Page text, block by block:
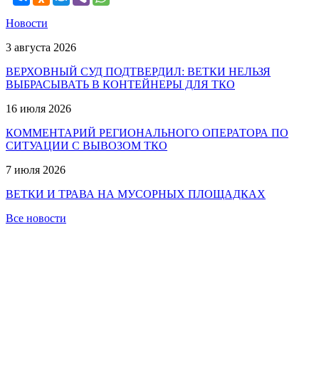
Новости
3 августа 2026
ВЕРХОВНЫЙ СУД ПОДТВЕРДИЛ: ВЕТКИ НЕЛЬЗЯ
ВЫБРАСЫВАТЬ В КОНТЕЙНЕРЫ ДЛЯ ТКО
16 июля 2026
КОММЕНТАРИЙ РЕГИОНАЛЬНОГО ОПЕРАТОРА ПО
СИТУАЦИИ С ВЫВОЗОМ ТКО
7 июля 2026
ВЕТКИ И ТРАВА НА МУСОРНЫХ ПЛОЩАДКАХ
Все новости